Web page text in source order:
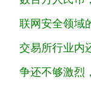
联网安全领域
交易所行业内
争还不够激烈